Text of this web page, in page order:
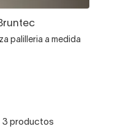
palilleria a medida
3 productos